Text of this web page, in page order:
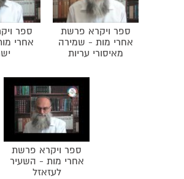
ספר ויקרא פרשת
אחרי מות - שמירה
מאיסורי עריות
ספר
אחרי
ספר ויקרא פרשת
אחרי מות - השעיר
לעזאזל